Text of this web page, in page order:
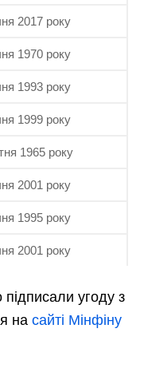
2017 року
1970 року
1993 року
1999 року
1965 року
2001 року
1995 року
2001 року
угоду з
на сайті Мінфіну